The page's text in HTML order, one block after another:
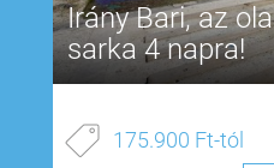
Irány Bari, az
sarka 4 napra!
175.900 Ft-tól